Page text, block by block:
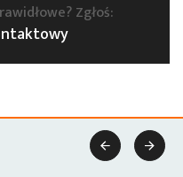
Zgłoś:
 